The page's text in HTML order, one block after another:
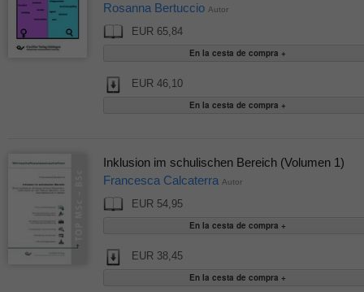
Rosanna Bertuccio Autor
EUR 65,84
EUR 46,10
Inklusion im schulischen Bereich (Volumen 1)
Francesca Calcaterra Autor
EUR 54,95
EUR 38,45